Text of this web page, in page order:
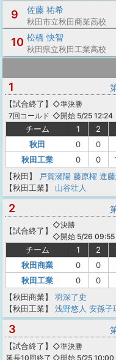
9 佐藤 祐希
秋田市立秋田商業高校
10 松橋 快智
秋田県立秋田工業高校
1
【試合終了 】
7回コールド
◇準決勝
◇開始 5/25 12:24
チーム 1 2
秋田
0 0
秋田工業
0 0
【秋田】
戸賀瀬陽 藤原櫂 進
【秋田工業】
山谷壮人
2
【試合終了 】
◇決勝
◇開始 5/26 09:55
チーム 1 2
秋田商業
0 0
秋田工業
0 0
【秋田商業】
羽深了史
【秋田工業】
浅野悠人 安孫子
3
【試合終了 】
延長10回終了
◇準決勝
◇開始 5/25 10:00